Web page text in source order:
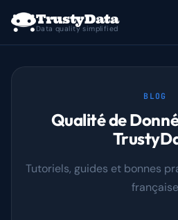
TrustyData
Data quality simplified
Tarifs
BLOG
Qualité de
Tutoriels, guides et bonnes
française